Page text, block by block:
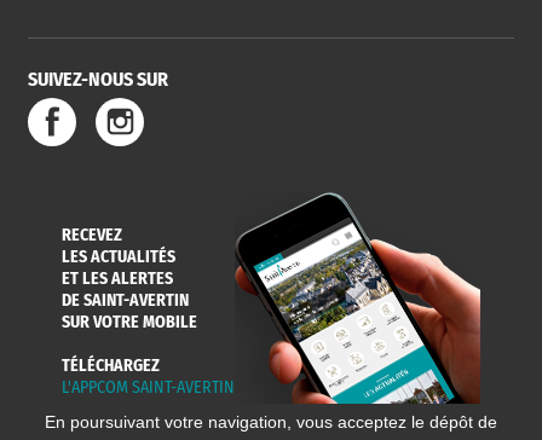
SUIVEZ-NOUS SUR
RECEVEZ
LES ACTUALITÉS
ET LES ALERTES
DE SAINT-AVERTIN
SUR VOTRE MOBILE
TÉLÉCHARGEZ
L'APPCOM SAINT-AVERTIN
En poursuivant votre navigation, vous acceptez le dépôt de